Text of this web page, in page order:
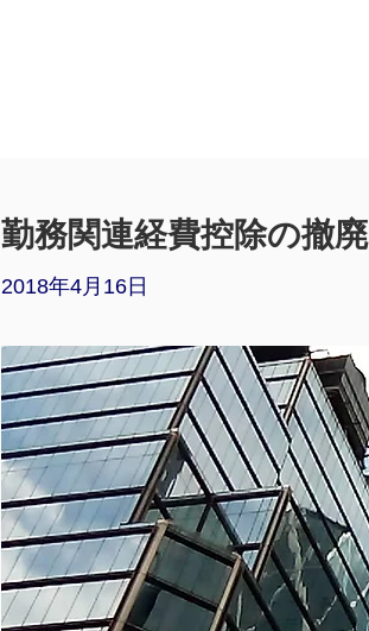
勤務関連経費控除の撤廃
2018年4月16日